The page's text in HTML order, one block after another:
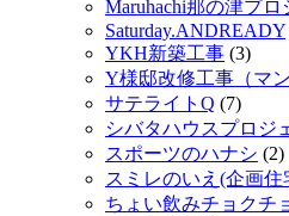
Maruhachi那の津プロ
Saturday.ANDREADY
YKH新築工事 (3)
Y様邸改修工事（マ
サテライトQ (7)
シバタハウスプロジ
スポーツのハナシ (2)
スミレのいえ(企画住
ちょい飲みチョクチ